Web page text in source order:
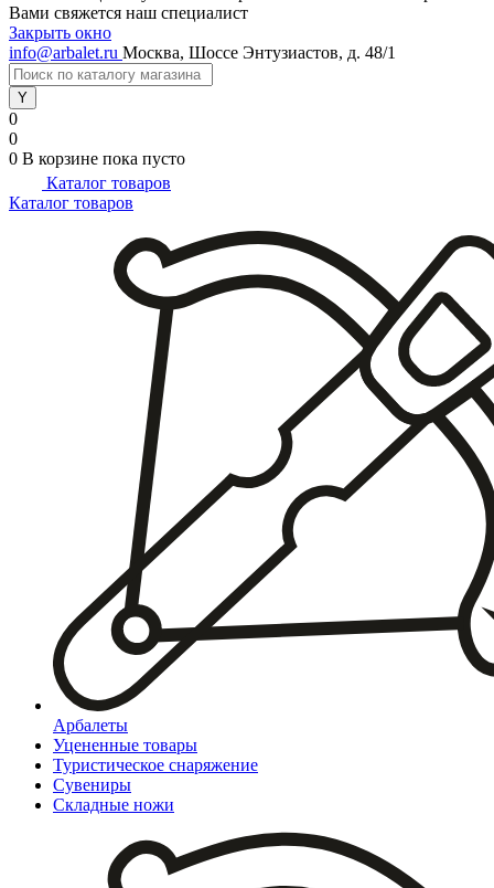
Вами свяжется наш специалист
Закрыть окно
info@arbalet.ru Москва, Шоссе Энтузиастов, д. 48/1
0
0
0 В корзине пока пусто
Каталог товаров
Каталог товаров
Арбалеты
Уцененные товары
Туристическое снаряжение
Сувениры
Складные ножи